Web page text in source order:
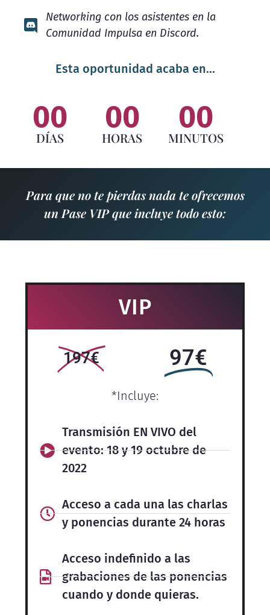
Networking con los asistentes en la
Comunidad Impulsa en Discord.
Esta oportunidad acaba en...
00
DÍAS
00
HORAS
00
MINUTOS
Para que no te pierdas nada te ofrecemos
un Pase VIP que incluye todo esto:
VIP
197€ 97€
*Incluye:
Transmisión EN VIVO del
evento: 18 y 19 octubre de
2022
Acceso a cada una las charlas
y ponencias durante 24 horas
Acceso indefinido a las
grabaciones de las ponencias
cuando y donde quieras.